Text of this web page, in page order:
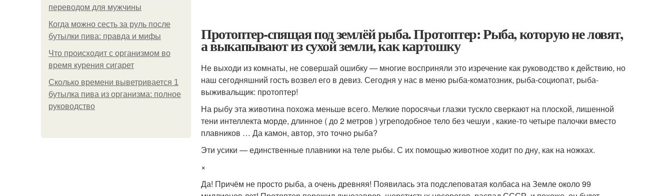
переводом для мужчины
Когда можно сесть за руль после
бутылки пива: правда и мифы
Что происходит с организмом во
время курения сигарет
Сколько времени выветривается 1
бутылка пива из организма: полное
руководство
Протоптер-спящая под землёй рыба. Протоптер: Рыба, которую не ловят,
а выкапывают из сухой земли, как картошку
Не выходи из комнаты, не совершай ошибку — многие восприняли это изречение как руководство к действию, но
наш сегодняшний гость возвел его в девиз. Сегодня у нас в меню рыба-коматозник, рыба-социопат, рыба-
выживальщик: протоптер!
На рыбу эта животина похожа меньше всего. Мелкие поросячьи глазки тускло сверкают на плоской, лишенной
тени интеллекта морде, длинное ( до 2 метров ) угреподобное тело без чешуи , какие-то четыре палочки вместо
плавников … Да камон, автор, это точно рыба?
Эти усики — единственные плавники на теле рыбы. С их помощью животное ходит по дну, как на ножках.
×
Да! Причём не просто рыба, а очень древняя! Появилась эта подслеповатая колбаса на Земле около 99